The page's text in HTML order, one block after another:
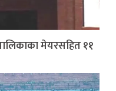
मेयरसहित ११